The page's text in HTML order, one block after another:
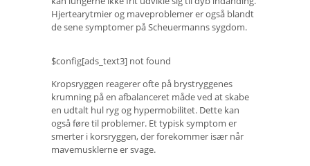
Hjertearytmier og maveproblemer er også blandt
de sene symptomer på Scheuermanns sygdom.
$config[ads_text3] not found
Kropsryggen reagerer ofte på brystryggenes
krumning på en afbalanceret måde ved at skabe
en udtalt hul ryg og hypermobilitet. Dette kan
også føre til problemer. Et typisk symptom er
smerter i korsryggen, der forekommer især når
mavemusklerne er svage.